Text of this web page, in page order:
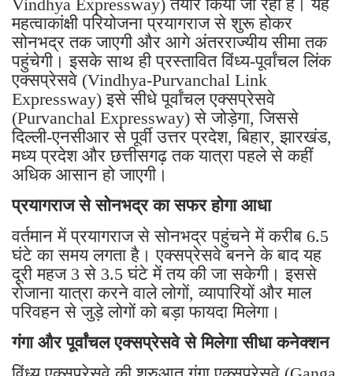
Vindhya Expressway) तैयार किया जा रहा है। यह
महत्वाकांक्षी परियोजना प्रयागराज से शुरू होकर
सोनभद्र तक जाएगी और आगे अंतरराज्यीय सीमा तक
पहुंचेगी। इसके साथ ही प्रस्तावित विंध्य-पूर्वांचल लिंक
एक्सप्रेसवे (Vindhya-Purvanchal Link
Expressway) इसे सीधे पूर्वांचल एक्सप्रेसवे
(Purvanchal Expressway) से जोड़ेगा, जिससे
दिल्ली-एनसीआर से पूर्वी उत्तर प्रदेश, बिहार, झारखंड,
मध्य प्रदेश और छत्तीसगढ़ तक यात्रा पहले से कहीं
अधिक आसान हो जाएगी।
प्रयागराज से सोनभद्र का सफर होगा आधा
वर्तमान में प्रयागराज से सोनभद्र पहुंचने में करीब 6.5
घंटे का समय लगता है। एक्सप्रेसवे बनने के बाद यह
दूरी महज 3 से 3.5 घंटे में तय की जा सकेगी। इससे
रोजाना यात्रा करने वाले लोगों, व्यापारियों और माल
परिवहन से जुड़े लोगों को बड़ा फायदा मिलेगा।
गंगा और पूर्वांचल एक्सप्रेसवे से मिलेगा सीधा कनेक्शन